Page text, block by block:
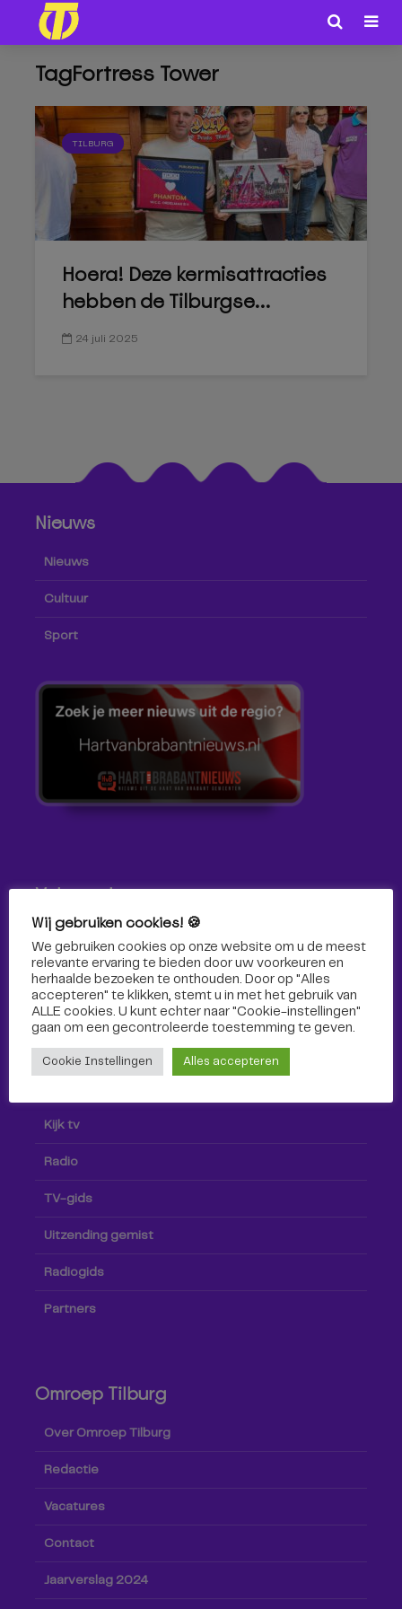
TagFortress Tower
TILBURG
Hoera! Deze kermisattracties
hebben de Tilburgse...
24 juli 2025
Nieuws
Nieuws
Cultuur
Sport
Volg ons!
Volg Omroep Tilburg niet alleen hier, maar ook via social
media!
Kijk tv
Radio
TV-gids
Uitzending gemist
Radiogids
Partners
Omroep Tilburg
Over Omroep Tilburg
Redactie
Vacatures
Contact
Jaarverslag 2024
Wij gebruiken cookies! 🍪
We gebruiken cookies op onze website om u de meest
relevante ervaring te bieden door uw voorkeuren en
herhaalde bezoeken te onthouden. Door op "Alles
accepteren" te klikken, stemt u in met het gebruik van
ALLE cookies. U kunt echter naar "Cookie-instellingen"
gaan om een ​​gecontroleerde toestemming te geven.
Cookie Instellingen Alles accepteren